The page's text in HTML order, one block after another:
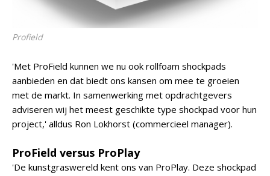
Profield
'Met ProField kunnen we nu ook rollfoam shockpads
aanbieden en dat biedt ons kansen om mee te groeien
met de markt. In samenwerking met opdrachtgevers
adviseren wij het meest geschikte type shockpad voor hun
project,' alldus Ron Lokhorst (commercieel manager).
ProField versus ProPlay
'De kunstgraswereld kent ons van ProPlay. Deze shockpad